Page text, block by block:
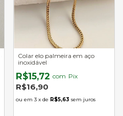
Colar elo palmeira em aço
inoxidável
R$15,72 com Pix
R$16,90
3 x de R$5,63 sem juros